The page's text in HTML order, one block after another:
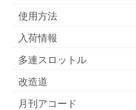
使用方法
入荷情報
多連スロットル
改造道
月刊アコード